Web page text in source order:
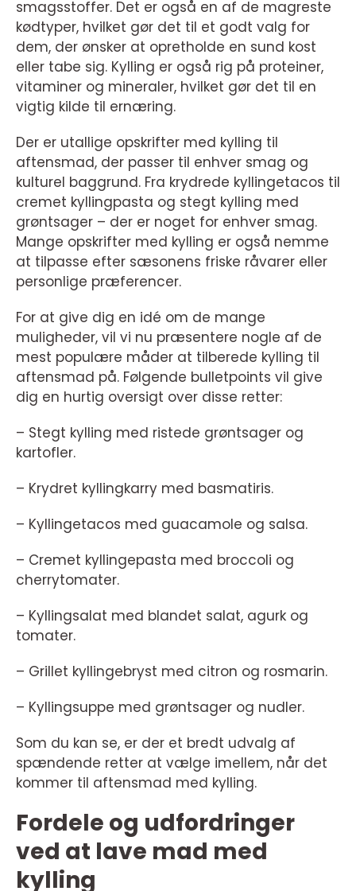
smagsstoffer. Det er også en af de magreste
kødtyper, hvilket gør det til et godt valg for
dem, der ønsker at opretholde en sund kost
eller tabe sig. Kylling er også rig på proteiner,
vitaminer og mineraler, hvilket gør det til en
vigtig kilde til ernæring.
Der er utallige opskrifter med kylling til
aftensmad, der passer til enhver smag og
kulturel baggrund. Fra krydrede kyllingetacos til
cremet kyllingpasta og stegt kylling med
grøntsager – der er noget for enhver smag.
Mange opskrifter med kylling er også nemme
at tilpasse efter sæsonens friske råvarer eller
personlige præferencer.
For at give dig en idé om de mange
muligheder, vil vi nu præsentere nogle af de
mest populære måder at tilberede kylling til
aftensmad på. Følgende bulletpoints vil give
dig en hurtig oversigt over disse retter:
– Stegt kylling med ristede grøntsager og
kartofler.
– Krydret kyllingkarry med basmatiris.
– Kyllingetacos med guacamole og salsa.
– Cremet kyllingepasta med broccoli og
cherrytomater.
– Kyllingsalat med blandet salat, agurk og
tomater.
– Grillet kyllingebryst med citron og rosmarin.
– Kyllingsuppe med grøntsager og nudler.
Som du kan se, er der et bredt udvalg af
spændende retter at vælge imellem, når det
kommer til aftensmad med kylling.
Fordele og udfordringer
ved at lave mad med
kylling